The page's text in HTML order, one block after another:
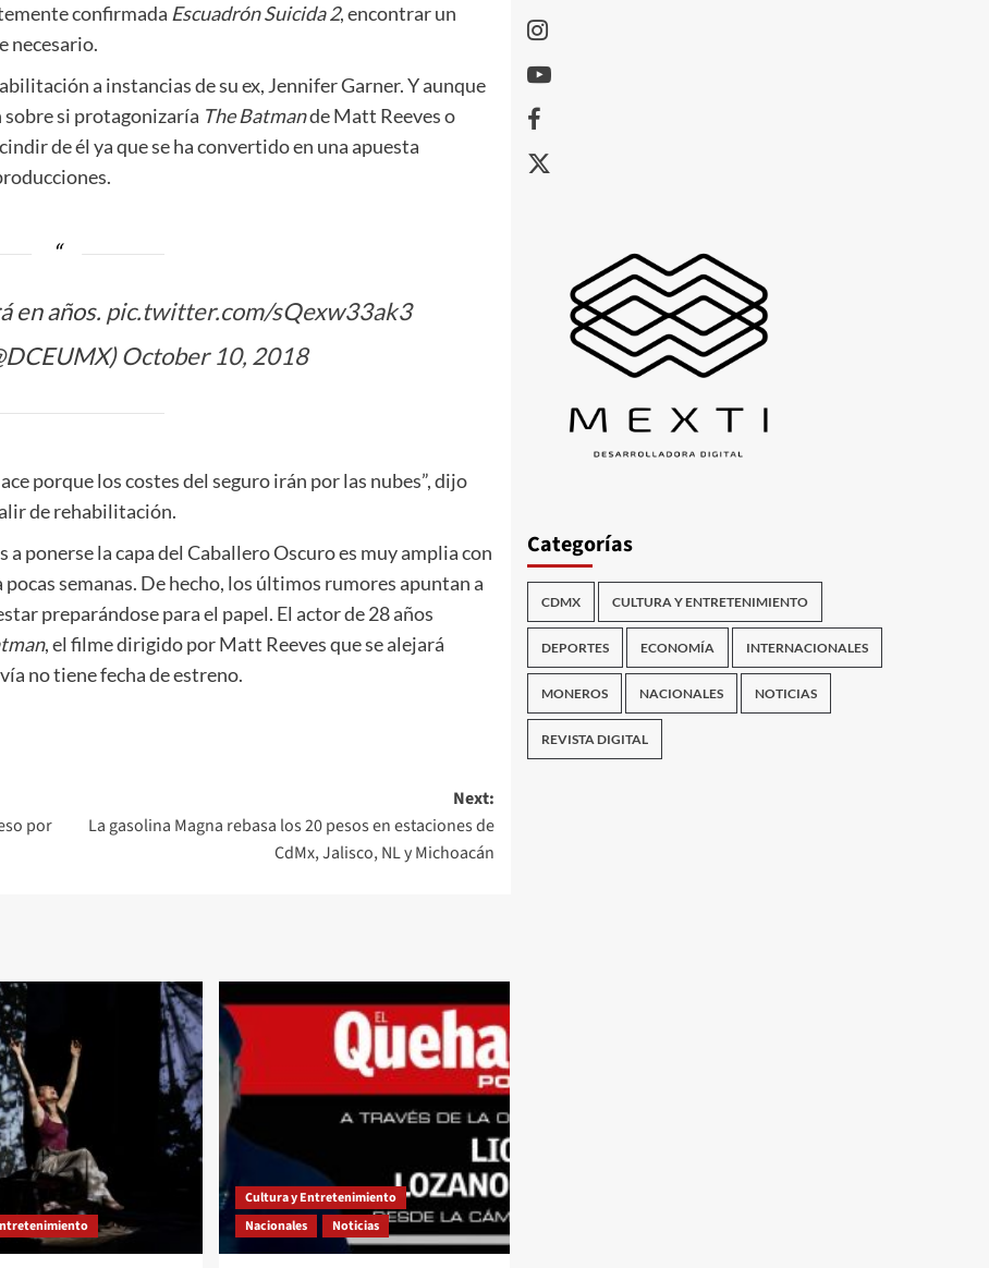
confirmada Escuadrón Suicida 2, encontrar un
necesario.
a instancias de su ex, Jennifer Garner. Y aunque
si protagonizaría The Batmande Matt Reeves o
de él ya que se ha convertido en una apuesta
en años. pic.twitter.com/sQexw33ak3
October 10, 2018
porque los costes del seguro irán por las nubes”, dijo
de rehabilitación.
ponerse la capa del Caballero Oscuro es muy amplia con
semanas. De hecho, los últimos rumores apuntan a
preparándose para el papel. El actor de 28 años
, el filme dirigido por Matt Reeves que se alejará
no tiene fecha de estreno.
por
Next:
La gasolina Magna rebasa los 20 pesos en estaciones de
CdMx, Jalisco, NL y Michoacán
Cultura y Entretenimiento
Nacionales
Noticias
Instagram
Youtube
Facebook
X
Categorías
CDMX CULTURA Y ENTRETENIMIENTO
DEPORTES ECONOMÍA INTERNACIONALES
MONEROS NACIONALES NOTICIAS
REVISTA DIGITAL